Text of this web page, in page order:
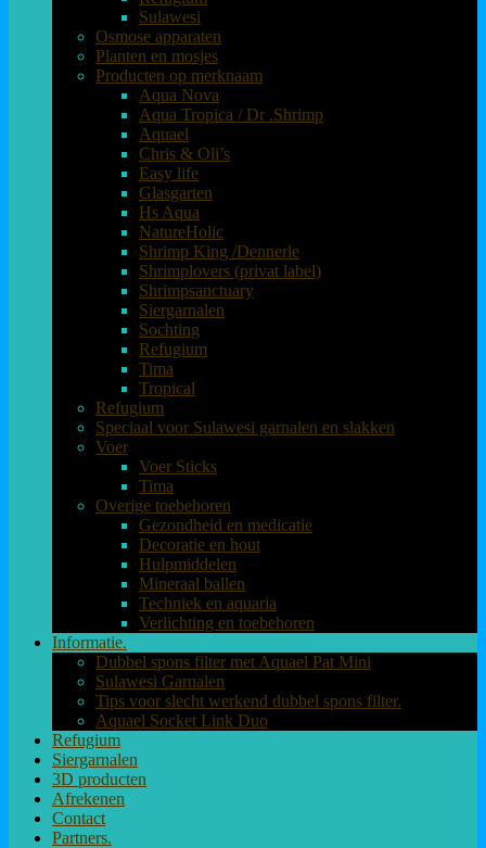
Sulawesi
Osmose apparaten
Planten en mosjes
Producten op merknaam
Aqua Nova
Aqua Tropica / Dr .Shrimp
Aquael
Chris & Oli’s
Easy life
Glasgarten
Hs Aqua
NatureHolic
Shrimp King /Dennerle
Shrimplovers (privat label)
Shrimpsanctuary
Siergarnalen
Sochting
Refugium
Tima
Tropical
Refugium
Speciaal voor Sulawesi garnalen en slakken
Voer
Voer Sticks
Tima
Overige toebehoren
Gezondheid en medicatie
Decoratie en hout
Hulpmiddelen
Mineraal ballen
Techniek en aquaria
Verlichting en toebehoren
Informatie.
Dubbel spons filter met Aquael Pat Mini
Sulawesi Garnalen
Tips voor slecht werkend dubbel spons filter.
Aquael Socket Link Duo
Refugium
Siergarnalen
3D producten
Afrekenen
Contact
Partners.